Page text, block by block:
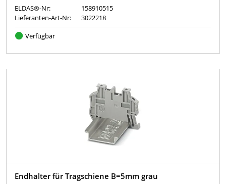
ELDAS®-Nr:
158910515
Lieferanten-Art-Nr:
3022218
Verfügbar
Endhalter für Tragschiene B=5mm grau